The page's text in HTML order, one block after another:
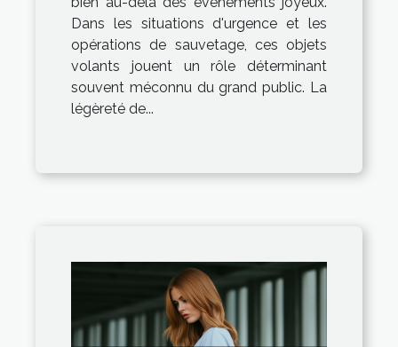
Dans les situations d'urgence et les
opérations de sauvetage, ces objets
volants jouent un rôle déterminant
souvent méconnu du grand public. La
légèreté de...